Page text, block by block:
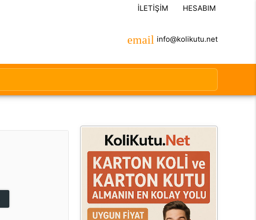
İLETIŞIM HESABIM
info@kolikutu.net